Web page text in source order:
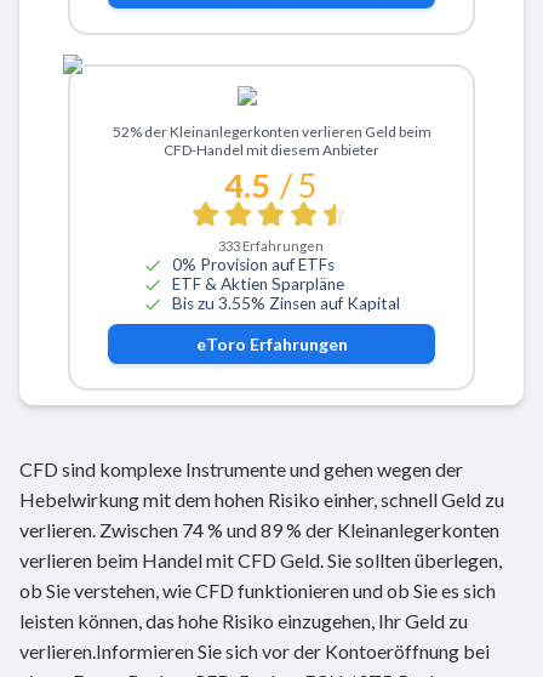
Zu eToro
52% der Kleinanlegerkonten verlieren Geld beim
CFD-Handel mit diesem Anbieter
4.5 / 5
333 Erfahrungen
0% Provision auf ETFs
ETF & Aktien Sparpläne
Bis zu 3.55% Zinsen auf Kapital
eToro Erfahrungen
CFD sind komplexe Instrumente und gehen wegen der
Hebelwirkung mit dem hohen Risiko einher, schnell Geld zu
verlieren. Zwischen 74 % und 89 % der Kleinanlegerkonten
verlieren beim Handel mit CFD Geld. Sie sollten überlegen,
ob Sie verstehen, wie CFD funktionieren und ob Sie es sich
leisten können, das hohe Risiko einzugehen, Ihr Geld zu
verlieren.Informieren Sie sich vor der Kontoeröffnung bei